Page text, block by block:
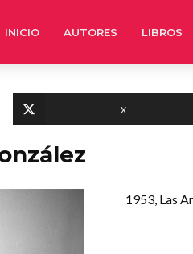
INICIO AUTORES LIBROS
X
1953, Las